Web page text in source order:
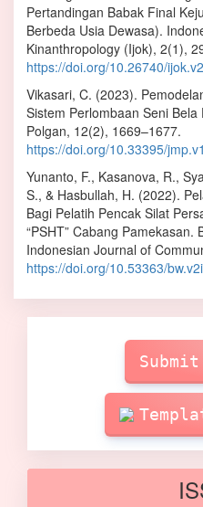
Pertandingan Babak Final
Berbeda Usia Dewasa).
Kinanthropology (Ijok), 2(1),
https://doi.org/10.26740/
Vikasari, C. (2023).
Sistem Perlombaan Seni
Polgan, 12(2), 1669–1677.
https://doi.org/10.33395/
Yunanto, F., Kasanova, R.,
S., & Hasbullah, H. (2022).
Bagi Pelatih Pencak Silat
“PSHT” Cabang Pamekasan.
Indonesian Journal of
https://doi.org/10.53363/
Submission